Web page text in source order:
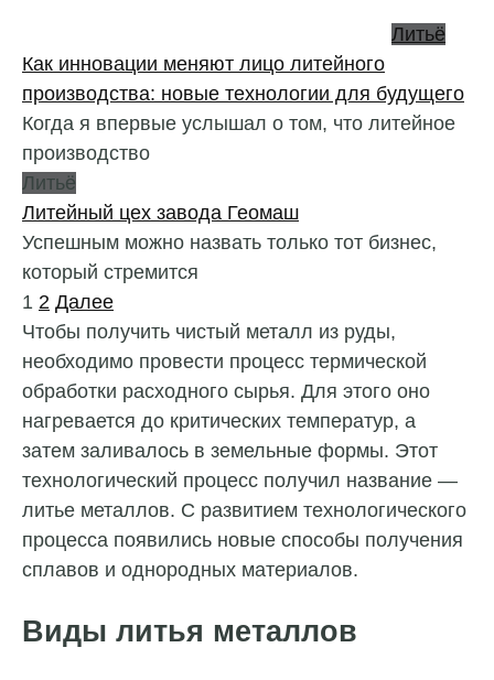
Литьё
Как инновации меняют лицо литейного
производства: новые технологии для будущего
Когда я впервые услышал о том, что литейное
производство
Литьё
Литейный цех завода Геомаш
Успешным можно назвать только тот бизнес,
который стремится
Пагинация
записей
1 2 Далее
Чтобы получить чистый металл из руды,
необходимо провести процесс термической
обработки расходного сырья. Для этого оно
нагревается до критических температур, а
затем заливалось в земельные формы. Этот
технологический процесс получил название —
литье металлов. С развитием технологического
процесса появились новые способы получения
сплавов и однородных материалов.
Виды литья металлов